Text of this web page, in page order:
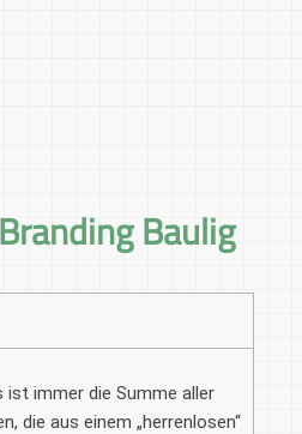
Baulig
ist immer die Summe aller
die aus einem „herrenlosen“